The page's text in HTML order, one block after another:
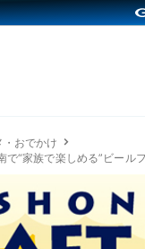
・おでかけ
で“家族で楽しめる”ビー